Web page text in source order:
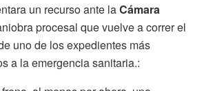
un recurso ante laCámara
procesal que vuelve a correr el
uno de los expedientes más
a la emergencia sanitaria.: